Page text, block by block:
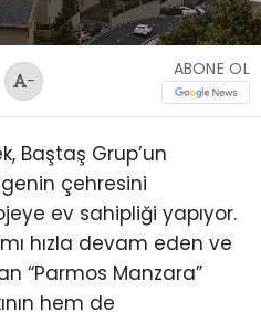
-
ABONE OL
Baştaş Grup’un
çehresini
ev sahipliği yapıyor.
hızla devam eden ve
“Parmos Manzara”
hem de